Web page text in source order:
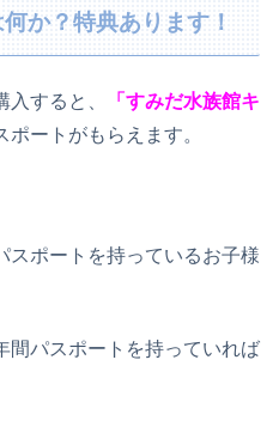
か？特典あります！
すると、
「すみだ水族館キ
ポートがもらえます。
スポートを持っているお子様
間パスポートを持っていれば